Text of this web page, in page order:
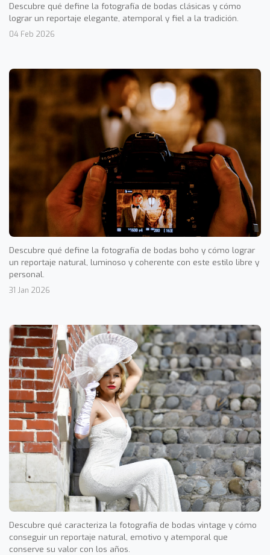
Descubre qué define la fotografía de bodas clásicas y cómo
lograr un reportaje elegante, atemporal y fiel a la tradición.
04 Feb 2026
Descubre qué define la fotografía de bodas boho y cómo lograr
un reportaje natural, luminoso y coherente con este estilo libre y
personal.
31 Jan 2026
Descubre qué caracteriza la fotografía de bodas vintage y cómo
conseguir un reportaje natural, emotivo y atemporal que
conserve su valor con los años.